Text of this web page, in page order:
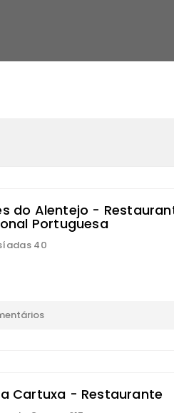
do Alentejo -
Portuguesa
40
Cartuxa - Restaurante